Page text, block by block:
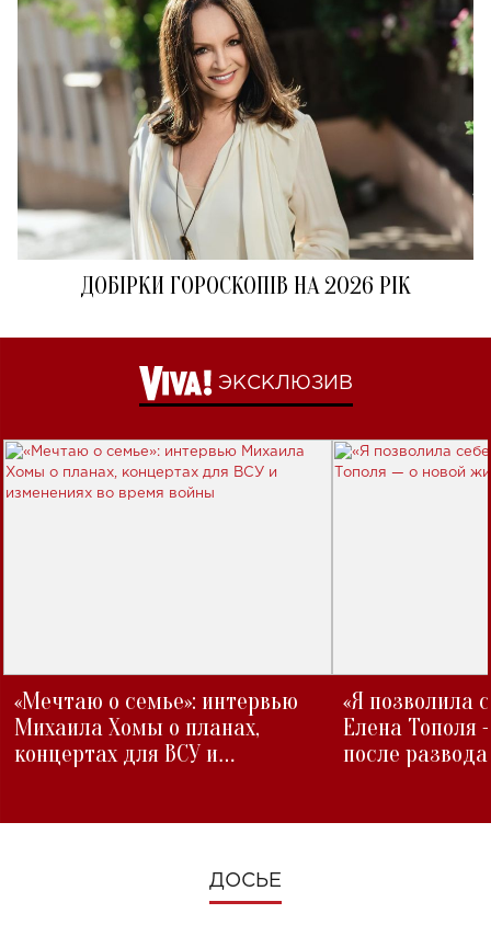
ДОБІРКИ ГОРОСКОПІВ НА 2026 РІК
ЭКСКЛЮЗИВ
«Мечтаю о семье»: интервью
Михаила Хомы о планах,
концертах для ВСУ и
«Я позволила
Елена Тополя
после развода
ДОСЬЕ